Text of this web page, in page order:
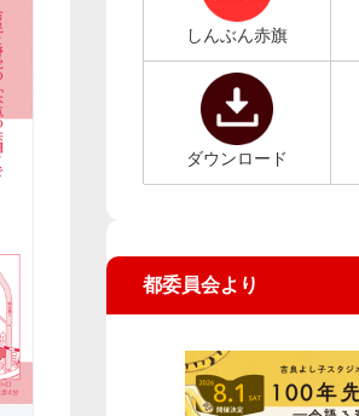
しんぶん赤旗
ダウンロード
都委員会より